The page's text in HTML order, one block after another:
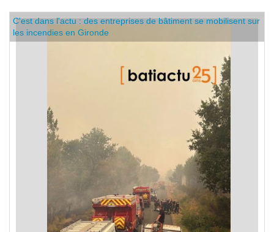
C'est dans l'actu : des entreprises de bâtiment se mobilisent sur
les incendies en Gironde